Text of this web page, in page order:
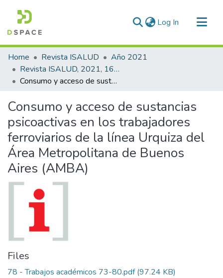
Log In (current)
Communities & Collections
All of DSpace
Statistics
Home Revista ISALUD
Año 2021
Revista ISALUD, 2021, 16(78)
Consumo y acceso de sustancias psicoactivas en los trabajadores ferroviarios de la línea Urquiza del Área Metropolitana de Buenos Aires (AMBA)
Consumo y acceso de sustancias
psicoactivas en los trabajadores
ferroviarios de la línea Urquiza del
Área Metropolitana de Buenos
Aires (AMBA)
Files
78 - Trabajos académicos 73-80.pdf(97.24 KB)